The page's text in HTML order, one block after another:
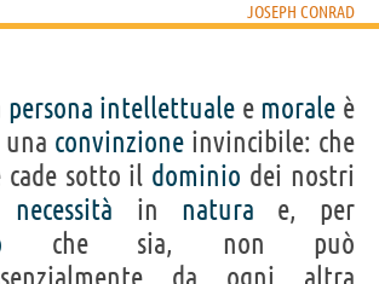
JOSEPH CONRAD
persona intellettuale e morale è
convinzione invincibile: che
sotto il dominio dei nostri
necessità in natura e, per
che sia, non può
da ogni altra